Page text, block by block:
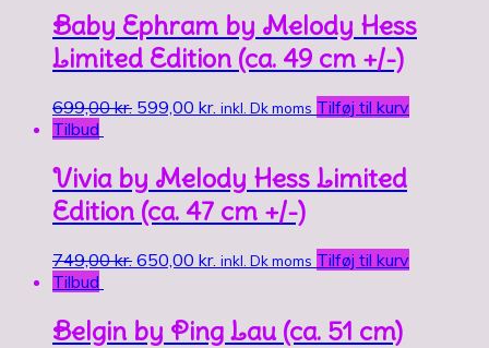
Baby Ephram by Melody Hess
Limited Edition (ca. 49 cm +/-)
699,00kr. 599,00 kr. inkl. Dk moms Tilføj til kurv
Tilbud
Vivia by Melody Hess Limited
Edition (ca. 47 cm +/-)
749,00kr. 650,00 kr. inkl. Dk moms Tilføj til kurv
Tilbud
Belgin by Ping Lau (ca. 51 cm)